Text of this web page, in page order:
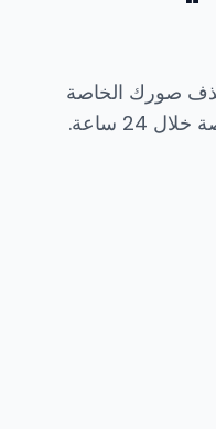
صورك الخاصة